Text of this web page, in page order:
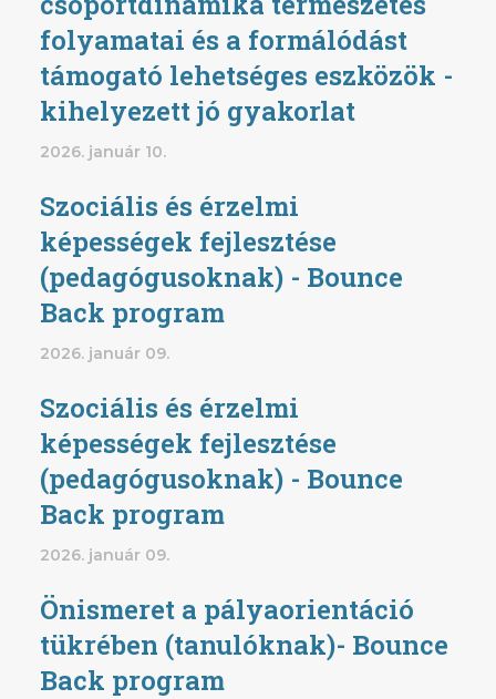
folyamatai és a formálódást
támogató lehetséges eszközök -
kihelyezett jó gyakorlat
2026. január 10.
Szociális és érzelmi
képességek fejlesztése
(pedagógusoknak) - Bounce
Back program
2026. január 09.
Szociális és érzelmi
képességek fejlesztése
(pedagógusoknak) - Bounce
Back program
2026. január 09.
Önismeret a pályaorientáció
tükrében (tanulóknak)- Bounce
Back program